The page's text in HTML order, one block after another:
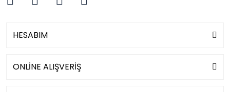
HESABIM
ONLİNE ALIŞVERİŞ